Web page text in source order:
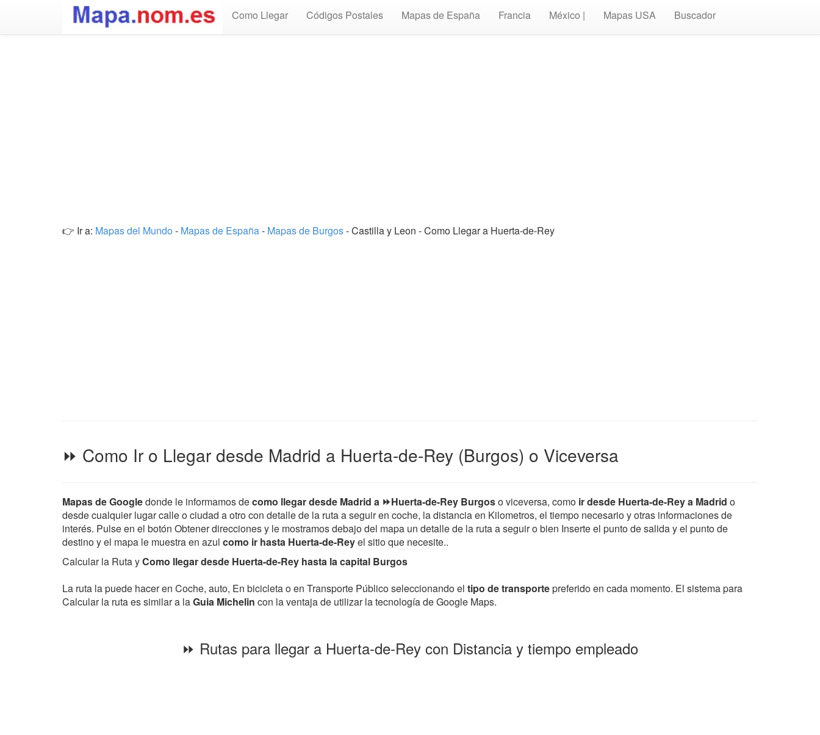
Como Llegar Códigos Postales Mapas de España Francia México | Mapas USA Buscador
👉 Ir a: Mapas del Mundo - Mapas de España- Mapas de Burgos- Castilla y Leon - Como Llegar a Huerta-de-Rey
⏩ Como Ir o Llegar desde Madrid a Huerta-de-Rey (Burgos) o Viceversa
Mapas de Googledonde le informamos decomo llegar desde Madrid a ⏩Huerta-de-Rey Burgoso viceversa, como ir desde Huerta-de-Rey a Madrid o
desde cualquier lugar calle o ciudad a otro con detalle de la ruta a seguir en coche, la distancia en Kilometros, el tiempo necesario y otras informaciones de
interés. Pulse en el botón Obtener direcciones y le mostramos debajo del mapa un detalle de la ruta a seguir o bien Inserte el punto de salida y el punto de
destino y el mapa le muestra en azul como ir hasta Huerta-de-Reyel sitio que necesite..
Calcular la Ruta yComo llegar desde Huerta-de-Rey hasta la capital Burgos
La ruta la puede hacer en Coche, auto, En bicicleta o en Transporte Público seleccionando el tipo de transportepreferido en cada momento. El sistema para
Calcular la ruta es similar a laGuia Michelin con la ventaja de utilizar la tecnología de Google Maps.
⏩ Rutas para llegar a Huerta-de-Rey con Distancia y tiempo empleado